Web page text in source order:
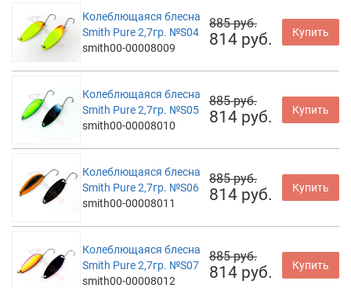
Колеблющаяся блесна
Smith Pure 2,7гр. №S04
smith00-00008009
885 руб.
814 руб. Купить
Колеблющаяся блесна
Smith Pure 2,7гр. №S05
smith00-00008010
885 руб.
814 руб. Купить
Колеблющаяся блесна
Smith Pure 2,7гр. №S06
smith00-00008011
885 руб.
814 руб. Купить
Колеблющаяся блесна
Smith Pure 2,7гр. №S07
smith00-00008012
885 руб.
814 руб. Купить